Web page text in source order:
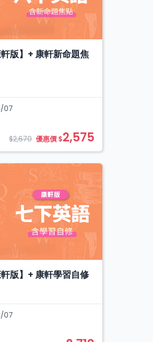
版】+ 康軒新命題焦
07
$2,670 優惠價 $2,575
國中七下英語【康軒版】+ 康軒學習自修
07